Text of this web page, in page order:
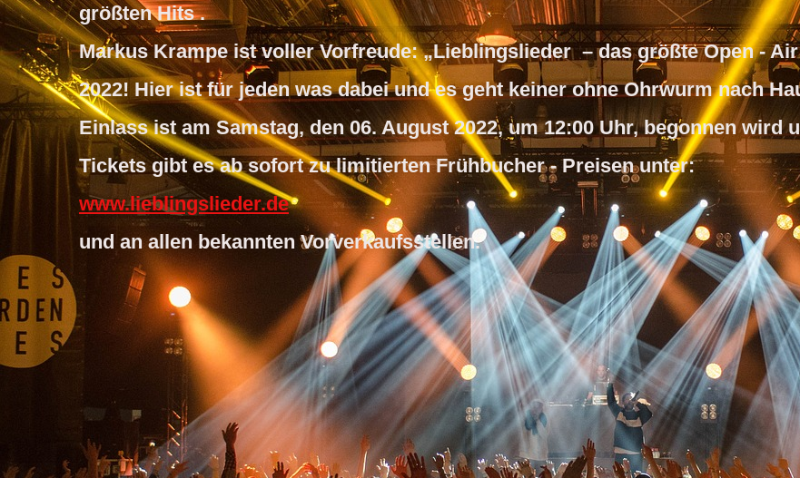
größten Hits .
Markus Krampe ist voller Vorfreude: „Lieblingslieder – das größte Open -
2022! Hier ist für jeden was dabei und es geht keiner ohne Ohrwurm nach
Einlass ist am Samstag, den 06. August 2022, um 12:00 Uhr, begonnen wird
Tickets gibt es ab sofort zu limitierten Frühbucher - Preisen unter:
www.lieblingslieder.de
und anallen bekannten Vorverkaufsstellen.